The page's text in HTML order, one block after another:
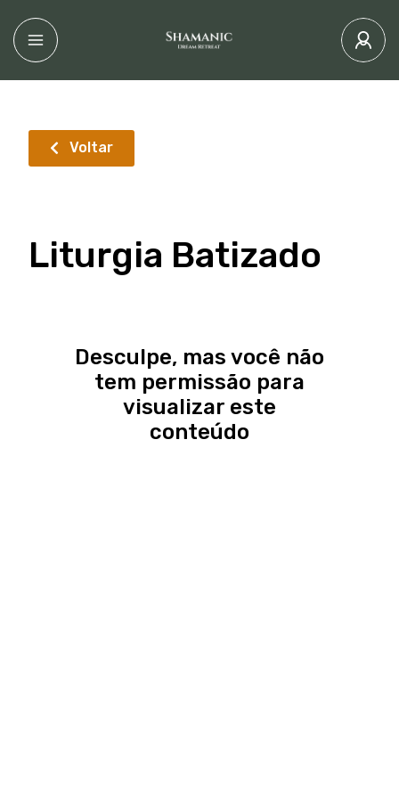
Voltar
Liturgia Batizado
Desculpe, mas você não
tem permissão para
visualizar este
conteúdo